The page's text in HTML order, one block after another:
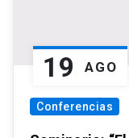
19 AGO
Conferencias